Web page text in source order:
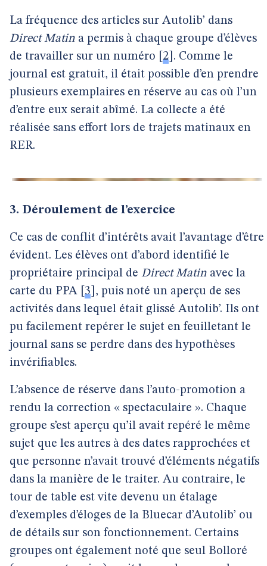
La fréquence des articles sur Autolib’ dans
Direct Matin a permis à chaque groupe d’élèves
de travailler sur un numéro
2 . Comme le
journal est gratuit, il était possible d’en prendre
plusieurs exemplaires en réserve au cas où l’un
d’entre eux serait abîmé. La collecte a été
réalisée sans effort lors de trajets matinaux en
RER.
3. Déroulement de l’exercice
Ce cas de conflit d’intérêts avait l’avantage d’être
évident. Les élèves ont d’abord identifié le
propriétaire principal de Direct Matin avec la
carte du PPA 3 , puis noté un aperçu de ses
activités dans lequel était glissé Autolib’. Ils ont
pu facilement repérer le sujet en feuilletant le
journal sans se perdre dans des hypothèses
invérifiables.
L’absence de réserve dans l’auto-promotion a
rendu la correction « spectaculaire ». Chaque
groupe s’est aperçu qu’il avait repéré le même
sujet que les autres à des dates rapprochées et
que personne n’avait trouvé d’éléments négatifs
dans la manière de le traiter. Au contraire, le
tour de table est vite devenu un étalage
d’exemples d’éloges de la Bluecar d’Autolib’ ou
de détails sur son fonctionnement. Certains
groupes ont également noté que seul Bolloré